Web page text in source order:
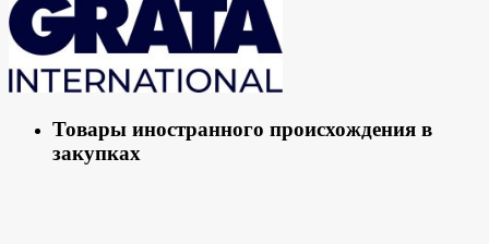
Товары иностранного происхождения в
закупках